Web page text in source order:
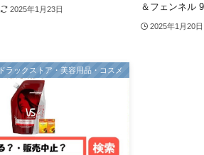
2025年1月23日
＆フェンネル
2025年1月20日
ドラックストア・美容用品・コスメ